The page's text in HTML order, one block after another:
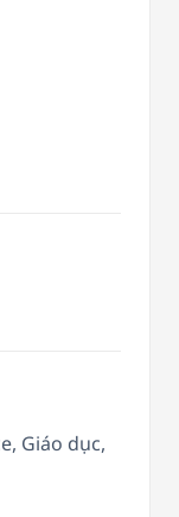
Giáo dục,